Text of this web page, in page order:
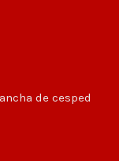
de cesped